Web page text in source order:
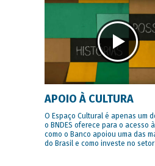
APOIO À CULTURA
O Espaço Cultural é apenas um
o BNDES oferece para o acesso
como o Banco apoiou uma das
do Brasil e como investe no